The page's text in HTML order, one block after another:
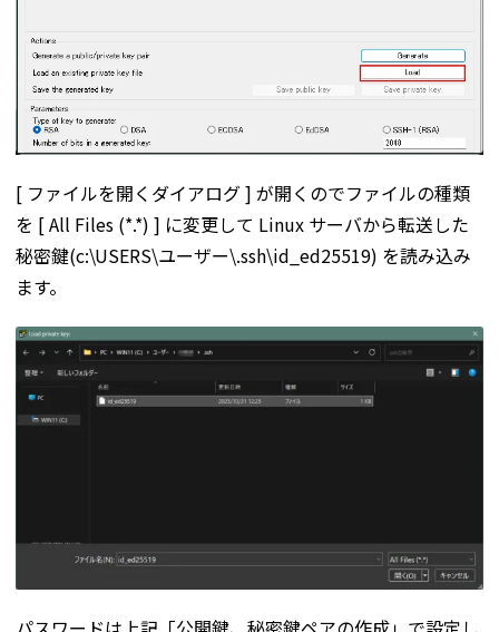
[ ファイルを開くダイアログ ] が開くのでファイルの種類
を [ All Files (*.*) ] に変更して Linux サーバから転送した
秘密鍵(c:\USERS\ユーザー\.ssh\id_ed25519) を読み込み
ます。